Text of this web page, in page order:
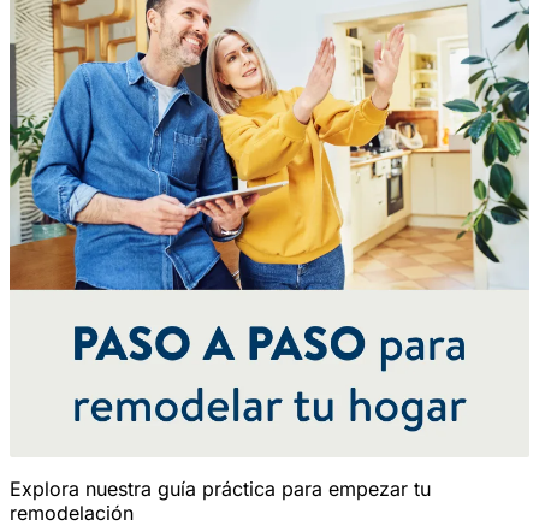
Explora nuestra guía práctica para empezar tu
remodelación